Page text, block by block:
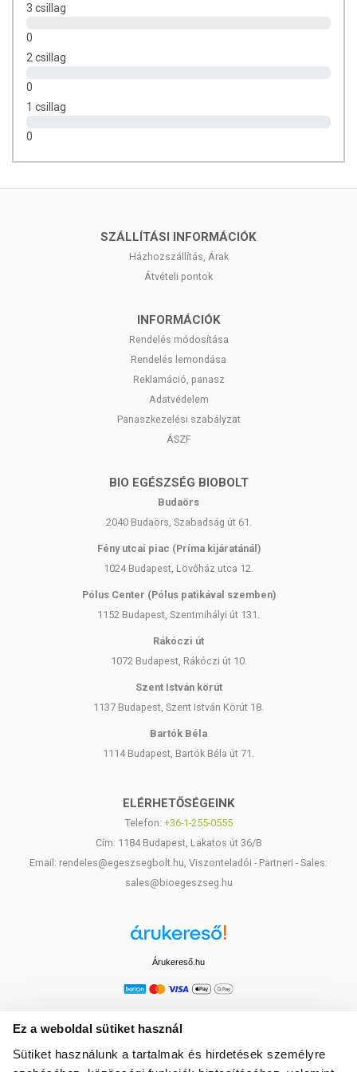
Ez a weboldal sütiket használ
Sütiket használunk a tartalmak és hirdetések személyre
filter
Összetevők:
3 csillag
0
2 csillag
0
1 csillag
0
SZÁLLÍTÁSI INFORMÁCIÓK
Házhozszállítás, Árak
Átvételi pontok
INFORMÁCIÓK
Rendelés módosítása
Rendelés lemondása
Reklamáció, panasz
Adatvédelem
Panaszkezelési szabályzat
ÁSZF
BIO EGÉSZSÉG BIOBOLT
Budaörs
2040 Budaörs, Szabadság út 61.
Fény utcai piac (Príma kijáratánál)
1024 Budapest, Lövőház utca 12.
Pólus Center (Pólus patikával szemben)
1152 Budapest, Szentmihályi út 131.
Rákóczi út
1072 Budapest, Rákóczi út 10.
Szent István körút
1137 Budapest, Szent István Körút 18.
Bartók Béla
1114 Budapest, Bartók Béla út 71.
ELÉRHETŐSÉGEINK
Telefon: +36-1-255-0555
Cím: 1184 Budapest, Lakatos út 36/B
Email: rendeles@egeszsegbolt.hu, Viszonteladói - Partneri - Sales:
sales@bioegeszseg.hu
Árukereső.hu